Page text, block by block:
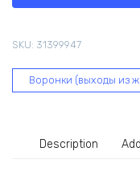
60-
quantity
SKU: 31399947
Воронки (выходы из
Description